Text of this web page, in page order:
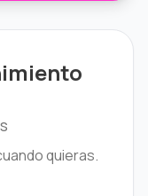
quieras.